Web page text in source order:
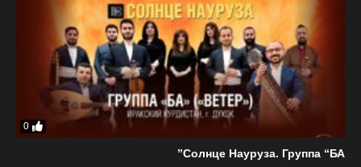
0
Солнце Науруза. Группа “БА”